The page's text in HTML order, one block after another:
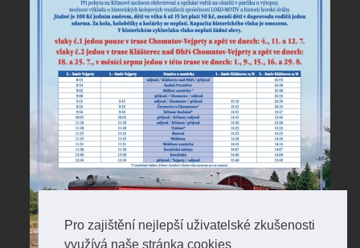
Pro zajištění nejlepší uživatelské zkušenosti
využívá naše stránka cookies